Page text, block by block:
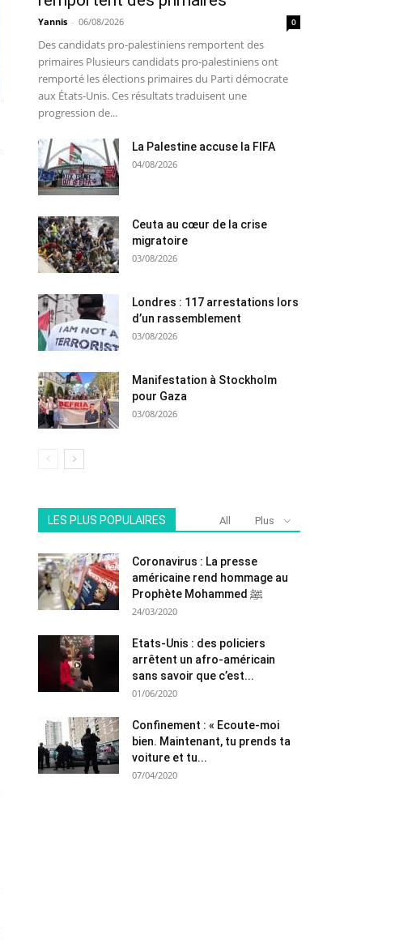
Yannis - 06/08/2026 0
Des candidats pro-palestiniens remportent des
primaires Plusieurs candidats pro-palestiniens ont
remporté les élections primaires du Parti démocrate
aux États-Unis. Ces résultats traduisent une
progression de...
La Palestine accuse la FIFA
04/08/2026
Ceuta au cœur de la crise
migratoire
03/08/2026
Londres : 117 arrestations lors
d’un rassemblement
03/08/2026
Manifestation à Stockholm
pour Gaza
03/08/2026
LES PLUS POPULAIRES All Plus
Coronavirus : La presse
américaine rend hommage au
Prophète Mohammed ﷺ
24/03/2020
Etats-Unis : des policiers
arrêtent un afro-américain
sans savoir que c’est...
01/06/2020
Confinement : « Ecoute-moi
bien. Maintenant, tu prends ta
voiture et tu...
07/04/2020